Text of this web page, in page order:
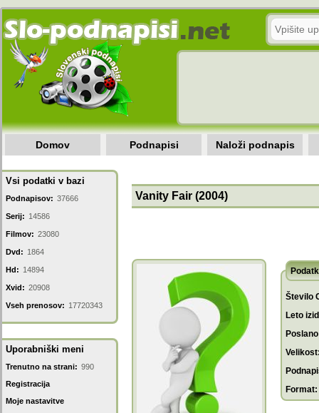
Domov Podnapisi Naloži podnapis
Vsi podatki v bazi
Podnapisov: 37666
Serij: 14586
Filmov: 23080
Dvd: 1864
Hd: 14894
Xvid: 20908
Vseh prenosov: 17720343
Uporabniški meni
Trenutno na strani: 990
Registracija
Moje nastavitve
Vanity Fair (2004)
Število
Leto
Format: